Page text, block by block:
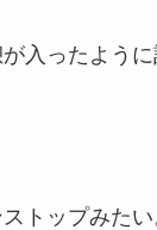
入ったように
トップみたい